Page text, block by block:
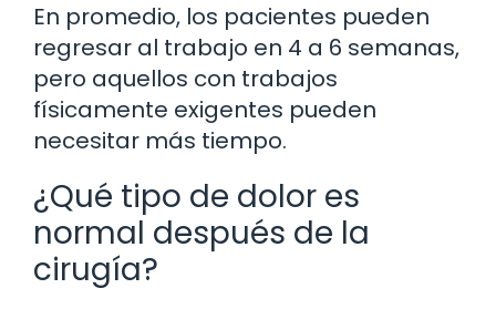
En promedio, los pacientes pueden
regresar al trabajo en 4 a 6 semanas,
pero aquellos con trabajos
físicamente exigentes pueden
necesitar más tiempo.
¿Qué tipo de dolor es
normal después de la
cirugía?